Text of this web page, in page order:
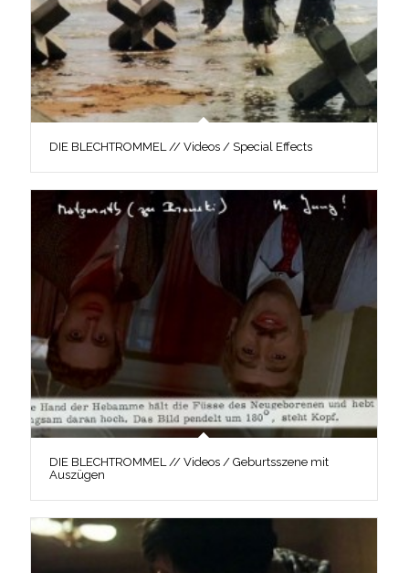
DIE BLECHTROMMEL // Videos / Special Effects
DIE BLECHTROMMEL // Videos / Geburtsszene mit
Auszügen